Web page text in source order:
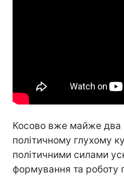
Косово вже майже два
політичному глухому
політичними силами
формування та роботу